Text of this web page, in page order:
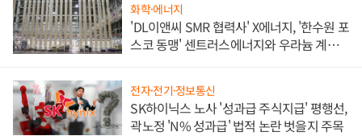
화학·에너지
'DL이앤씨 SMR 협력사' X에너지, '한수원 포
스코 동맹' 센트러스에너지와 우라늄 계약
전자·전기·정보통신
SK하이닉스 노사 '성과급 주식지급' 평행선,
곽노정 'N% 성과급' 법적 논란 벗을지 주목